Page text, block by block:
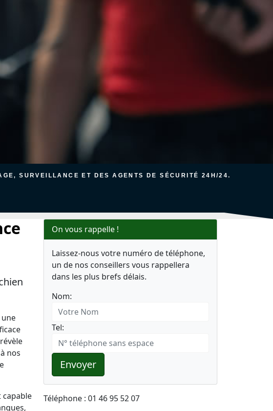
SURVEILLANCE ET DES AGENTS DE SÉCURITÉ 24H/24.
nos
capable
On vous rappelle !
Laissez-nous votre numéro de téléphone,
un de nos conseillers vous rappellera
dans les plus brefs délais.
Nom:
Tel:
Envoyer
Téléphone : 01 46 95 52 07